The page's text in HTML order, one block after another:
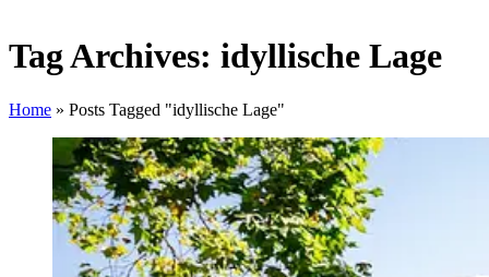
Tag Archives: idyllische Lage
Home » Posts Tagged "idyllische Lage"